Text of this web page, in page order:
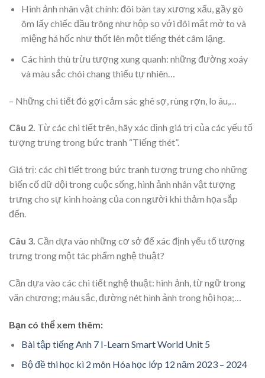
Hình ảnh nhân vật chính: đôi bàn tay xương xẩu, gầy gò
ôm lấy chiếc đầu trông như hộp sọ với đôi mắt mở to và
miệng há hốc như thốt lên một tiếng thét câm lặng.
Các hình thù trừu tượng xung quanh: những đường xoáy
và màu sắc chói chang thiếu tự nhiên…
– Những chi tiết đó gợi cảm sác ghê sợ, rùng rợn, lo âu,…
Câu 2. Từ các chi tiết trên, hãy xác định giá trị của các yếu tố
tượng trưng trong bức tranh “Tiếng thét”.
Giá trị: các chi tiết trong bức tranh tượng trưng cho những
biến cố dữ dội trong cuộc sống, hình ảnh nhân vật tượng
trưng cho sự kinh hoàng của con người khi thảm họa sắp
đến.
Câu 3. Cần dựa vào những cơ sở để xác định yếu tố tượng
trưng trong một tác phẩm nghệ thuật?
Cần dựa vào các chi tiết nghệ thuật: hình ảnh, từ ngữ trong
văn chương; màu sắc, đường nét hình ảnh trong hội họa;…
Bạn có thể xem thêm:
Bài tập tiếng Anh 7 I-Learn Smart World Unit 5
Bộ đề thi học kì 2 môn Hóa học lớp 12 năm 2023 – 2024